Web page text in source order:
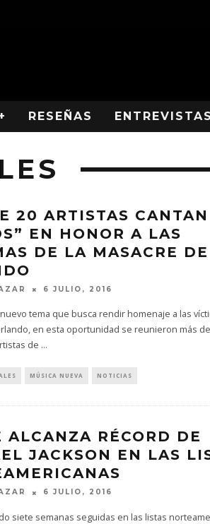
RESEÑAS ENTREVISTAS
20 ARTISTAS CANTAN
EN HONOR A LAS
DE LA MASACRE DE
6 JULIO, 2016
nuevo tema que busca rendir homenaje a las
en esta oportunidad se reunieron más
de ...
MÚSICA NUEVA NOTICIAS
ALCANZA RÉCORD DE
JACKSON EN LAS
6 JULIO, 2016
siete semanas seguidas en las listas